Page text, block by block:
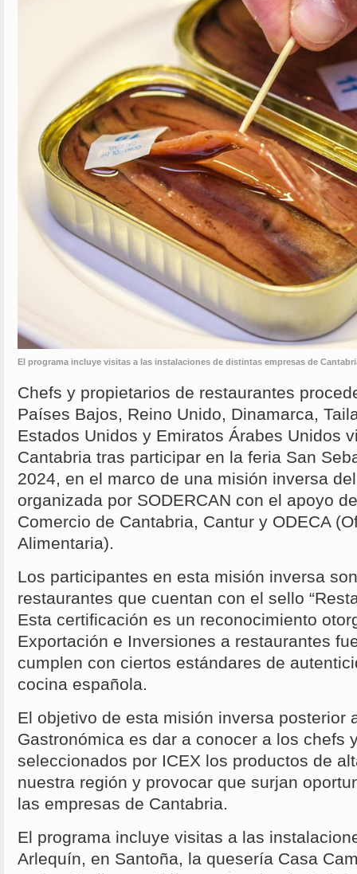
El programa incluye visitas a las instalaciones de distintas empresas de
Chefs y propietarios de restaurantes
Países Bajos, Reino Unido, Dinamarca,
Estados Unidos y Emiratos Árabes Unidos
Cantabria tras participar en la feria San
2024, en el marco de una misión inversa
organizada por SODERCAN con el apoyo
Comercio de Cantabria, Cantur y ODECA
Alimentaria).
Los participantes en esta misión inversa
restaurantes que cuentan con el sello
Esta certificación es un reconocimiento
Exportación e Inversiones a restaurantes
cumplen con ciertos estándares de
cocina española.
El objetivo de esta misión inversa posterior
Gastronómica es dar a conocer a los chefs
seleccionados por ICEX los productos de
nuestra región y provocar que surjan
las empresas de Cantabria.
El programa incluye visitas a las
Arlequín, en Santoña, la quesería Casa